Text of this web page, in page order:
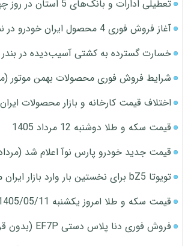
تعطیلی ادارات و بانک‌های 5 استان در روز چهارشنبه
آغاز فروش فوری 4 محصول ایران خودرو در نمایندگی‌ها
خسارت گسترده به کشتی آسیب‌دیده در
شرایط فروش فوری محصولات بهمن موتور (مرداد
اختلاف قیمت کارخانه و بازار محصولات
قیمت سکه و طلا دوشنبه 12 مرداد 1405
قیمت جدید خودرو پارس نوآ اعلام شد (مرداد
تویوتا bZ5 برای نخستین بار وارد بازار ایران می‌شود
قیمت سکه و طلا امروز یکشنبه 1405/05/11
فروش فوری دنا پلاس دستی EF7P (بدون قرعه کشی)